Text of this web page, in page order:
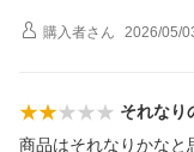
購入者さん 2026/05/
それなり
商品はそれなりかなと